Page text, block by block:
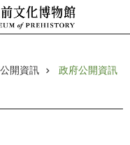
開資訊 政府公開資訊